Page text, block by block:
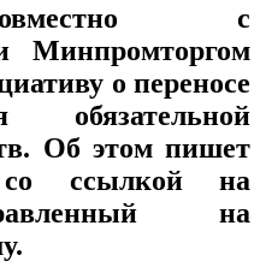
с
Минпромторгом
о переносе
обязательной
Об этом пишет
ссылкой на
на